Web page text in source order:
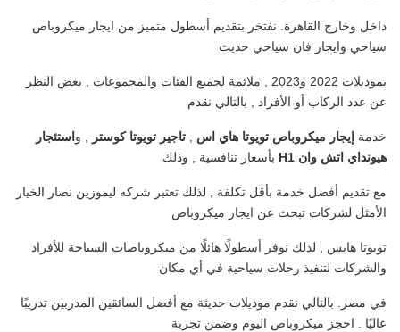
داخل وخارج القاهرة. نفتخر بتقديم أسطول متميز من ايجار ميكروباص
سياحي وايجار فان سياحي حديث
بموديلات 2022 و2023 , ملائمة لجميع الفئات والمجموعات , بغض النظر
عن عدد الركاب أو الأفراد , بالتالي نقدم
خدمة إيجار ميكروباص تويوتا هاي اس , تاجير تويوتا كوستر , و استئجار
هيونداي اتش وان H1
بأسعار تنافسية , وذلك
مع تقديم أفضل خدمة بأقل تكلفة , لذلك تعتبر شركه ليموزين نصار الخيار
الأمثل لشركات تبحث عن ايجار ميكروباص
تويوتا هايس , لذلك نوفر أسطولًا هائلًا من ميكروباصات السياحة للأفراد
والشركات لتنفيذ رحلات سياحية في أي مكان
في مصر. بالتالي نقدم موديلات حديثة مع أفضل السائقين المدربين تدريبًا
عاليًا . احجز ميكروباص اليوم وضمن تجربة